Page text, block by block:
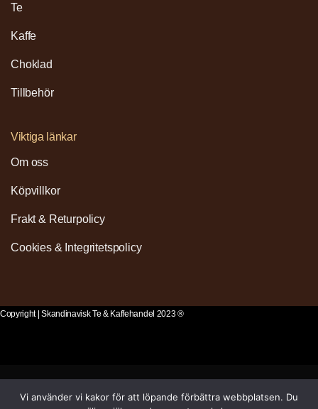
Te
Kaffe
Choklad
Tillbehör
Viktiga länkar
Om oss
Köpvillkor
Frakt & Returpolicy
Cookies & Integritetspolicy
Copyright | Skandinavisk Te & Kaffehandel 2023 ®
Vi använder vi kakor för att löpande förbättra webbplatsen. Du